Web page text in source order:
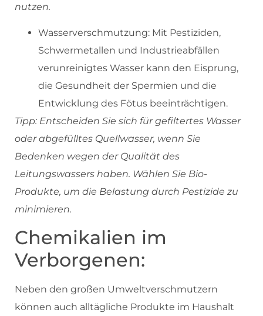
nutzen.
Wasserverschmutzung: Mit Pestiziden,
Schwermetallen und Industrieabfällen
verunreinigtes Wasser kann den Eisprung,
die Gesundheit der Spermien und die
Entwicklung des Fötus beeinträchtigen.
Tipp: Entscheiden Sie sich für gefiltertes Wasser
oder abgefülltes Quellwasser, wenn Sie
Bedenken wegen der Qualität des
Leitungswassers haben. Wählen Sie Bio-
Produkte, um die Belastung durch Pestizide zu
minimieren.
Chemikalien im
Verborgenen:
Neben den großen Umweltverschmutzern
können auch alltägliche Produkte im Haushalt